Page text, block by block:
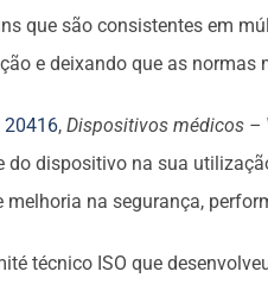
que são consistentes em
e deixando que as
20416, Dispositivos médicos –
do dispositivo na sua
na segurança,
técnico ISO que